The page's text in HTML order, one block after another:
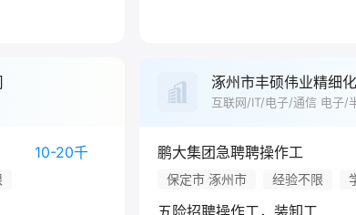
10-20千
涿州市丰硕伟业精细
互联网/IT/电子/通信 电子/
鹏大集团急聘聘操作工
保定市 涿州市 经验不限
五险招聘操作工，装卸工